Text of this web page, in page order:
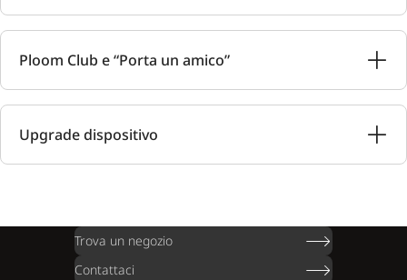
Ploom Club e “Porta un amico”
Upgrade dispositivo
Trova un negozio
Contattaci